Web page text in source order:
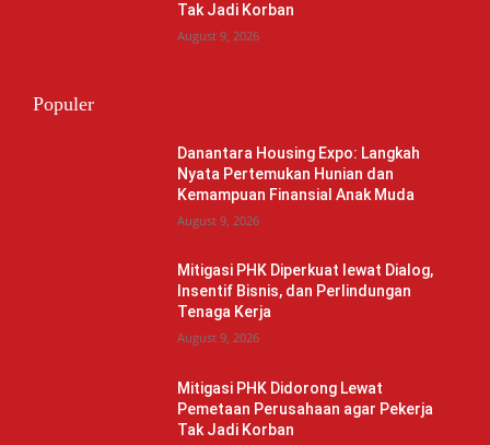
Tak Jadi Korban
August 9, 2026
Populer
Danantara Housing Expo: Langkah
Nyata Pertemukan Hunian dan
Kemampuan Finansial Anak Muda
August 9, 2026
Mitigasi PHK Diperkuat lewat Dialog,
Insentif Bisnis, dan Perlindungan
Tenaga Kerja
August 9, 2026
Mitigasi PHK Didorong Lewat
Pemetaan Perusahaan agar Pekerja
Tak Jadi Korban